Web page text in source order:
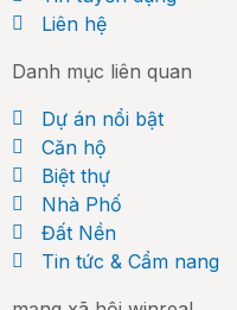
Liên hệ
Danh mục liên quan
Dự án nổi bật
Căn hộ
Biệt thự
Nhà Phố
Đất Nền
Tin tức & Cẩm nang